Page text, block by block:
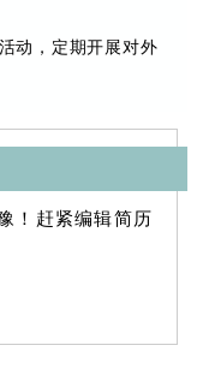
动，定期开展对外
！赶紧编辑简历